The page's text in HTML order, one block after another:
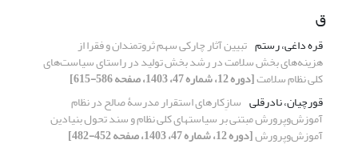
ق
قره داغی، رستم تبیین آثار چارکی سهم ثروتمندان و فقرا از
هزینه‌های بخش سلامت در رشد بخش تولید در راستای سیاست‌های
کلی نظام سلامت[دوره 12، شماره 47، 1403، صفحه 586-615]
قورچیان، نادرقلی سازِکارهای استقرار مدرسۀ صالح در نظام
آموزش‌وپرورش مبتنی بر سیاست‏های کلی نظام و سند تحول بنیادین
آموزش‌وپرورش[دوره 12، شماره 47، 1403، صفحه 452-482]